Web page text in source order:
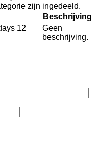
zijn ingedeeld.
Beschrijving
12
Geen
beschrijving.